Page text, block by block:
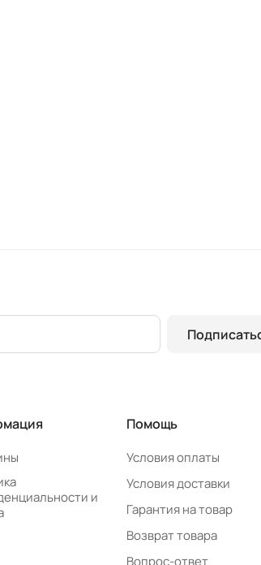
и
Помощь
Условия оплаты
Условия доставки
Гарантия на товар
Возврат товара